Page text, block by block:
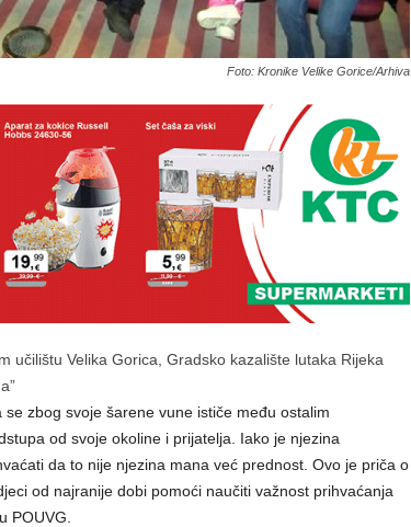
Foto: Kronike Velike Gorice/Arhiva
učilištu Velika Gorica, Gradsko kazalište lutaka Rijeka
zbog svoje šarene vune ističe među ostalim
od svoje okoline i prijatelja. Iako je njezina
da to nije njezina mana već prednost. Ovo je priča o
od najranije dobi pomoći naučiti važnost prihvaćanja
POUVG.